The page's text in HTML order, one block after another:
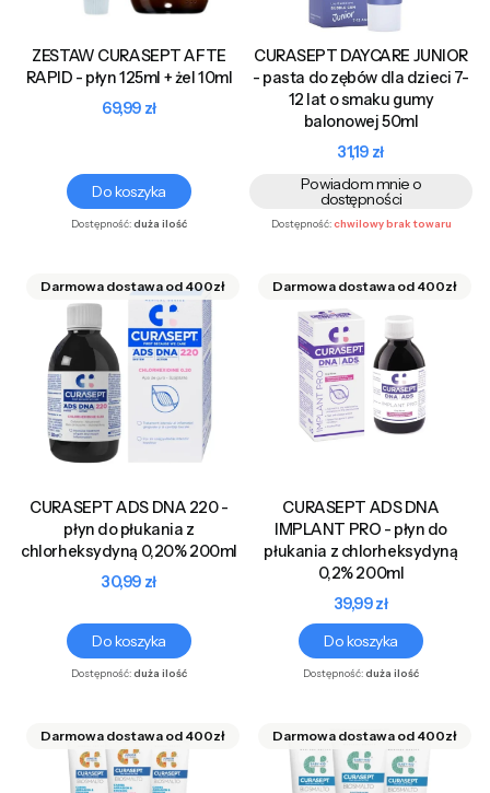
ZESTAW CURASEPT AFTE
RAPID - płyn 125ml + żel 10ml
Cena
69,99 zł
Do koszyka
Dostępność:duża ilość
CURASEPT DAYCARE JUNIOR
- pasta do zębów dla dzieci 7-
12 lat o smaku gumy
balonowej 50ml
Cena
31,19 zł
Powiadom mnie o
dostępności
Dostępność:chwilowy brak towaru
CURASEPT ADS DNA 220 -
płyn do płukania z
chlorheksydyną 0,20% 200ml
Cena
30,99 zł
Do koszyka
Dostępność:duża ilość
CURASEPT ADS DNA
IMPLANT PRO - płyn do
płukania z chlorheksydyną
0,2% 200ml
Cena
39,99 zł
Do koszyka
Dostępność:duża ilość